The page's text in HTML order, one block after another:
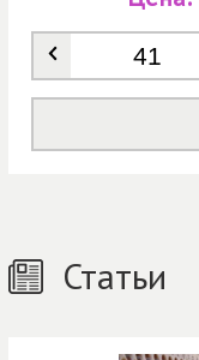
Статьи
Количество